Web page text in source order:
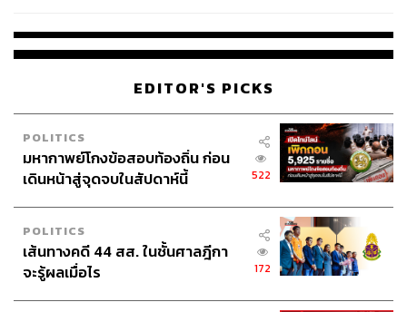
EDITOR'S PICKS
POLITICS
มหากาพย์โกงข้อสอบท้องถิ่น ก่อน
เดินหน้าสู่จุดจบในสัปดาห์นี้
522
POLITICS
เส้นทางคดี 44 สส. ในชั้นศาลฎีกา
จะรู้ผลเมื่อไร
172